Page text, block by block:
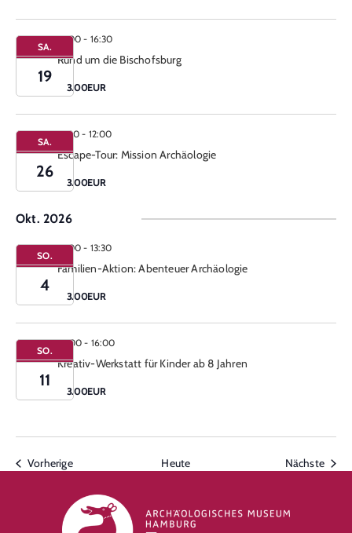
SA.
19
15:00 - 16:30
Rund um die Bischofsburg
3.00EUR
SA.
26
11:00 - 12:00
Escape-Tour: Mission Archäologie
3.00EUR
Okt. 2026
SO.
4
12:00 - 13:30
Familien-Aktion: Abenteuer Archäologie
3.00EUR
SO.
11
14:00 - 16:00
Kreativ-Werkstatt für Kinder ab 8 Jahren
3.00EUR
VorherigeVeranstaltungen Heute Nächste